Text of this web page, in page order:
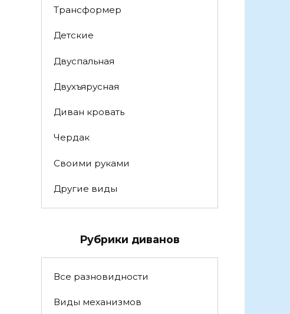
Трансформер
Детские
Двуспальная
Двухъярусная
Диван кровать
Чердак
Своими руками
Другие виды
Рубрики диванов
Все разновидности
Виды механизмов